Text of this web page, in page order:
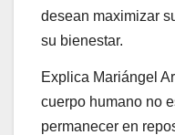
desean maximizar
su bienestar.
Explica Mariángel
cuerpo humano no
permanecer en